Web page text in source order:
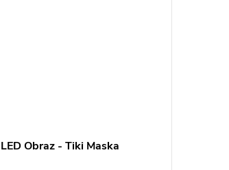
LED Obraz - Tiki Maska